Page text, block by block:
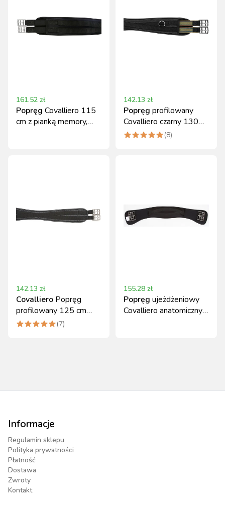
161.52 zł
Popręg Covalliero 115
cm z pianką memory,
142.13 zł
Popręg profilowany
Covalliero czarny 130
cm
(8)
142.13 zł
Covalliero Popręg
profilowany 125 cm
czarny
(7)
155.28 zł
Popręg ujeżdżeniowy
Covalliero anatomiczny
Informacje
Regulamin sklepu
Polityka prywatności
Płatność
Dostawa
Zwroty
Kontakt